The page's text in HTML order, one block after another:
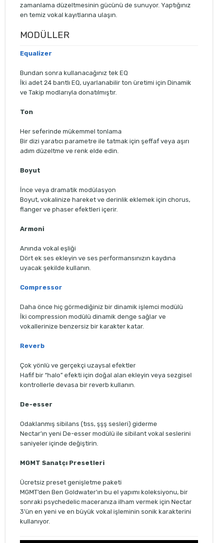
zamanlama düzeltmesinin gücünü de sunuyor. Yaptığınız
en temiz vokal kayıtlarına ulaşın.
MODÜLLER
Equalizer
Bundan sonra kullanacağınız tek EQ
İki adet 24 bantlı EQ, uyarlanabilir ton üretimi için Dinamik
ve Takip modlarıyla donatılmıştır.
Ton
Her seferinde mükemmel tonlama
Bir dizi yaratıcı parametre ile tatmak için şeffaf veya aşırı
adım düzeltme ve renk elde edin.
Boyut
İnce veya dramatik modülasyon
Boyut, vokalinize hareket ve derinlik eklemek için chorus,
flanger ve phaser efektleri içerir.
Armoni
Anında vokal eşliği
Dört ek ses ekleyin ve ses performansınızın kaydına
uyacak şekilde kullanın.
Compressor
Daha önce hiç görmediğiniz bir dinamik işlemci modülü
İki compression modülü dinamik denge sağlar ve
vokallerinize benzersiz bir karakter katar.
Reverb
Çok yönlü ve gerçekçi uzaysal efektler
Hafif bir “halo” efekti için doğal alan ekleyin veya sezgisel
kontrollerle devasa bir reverb kullanın.
De-esser
Odaklanmış sibilans (tıss, şşş sesleri) giderme
Nectar’ın yeni De-esser modülü ile sibilant vokal seslerini
saniyeler içinde değiştirin.
MGMT Sanatçı Presetleri
Ücretsiz preset genişletme paketi
MGMT’den Ben Goldwater’ın bu el yapımı koleksiyonu, bir
sonraki psychedelic maceranıza ilham vermek için Nectar
3’ün en yeni ve en büyük vokal işleminin sonik karakterini
kullanıyor.